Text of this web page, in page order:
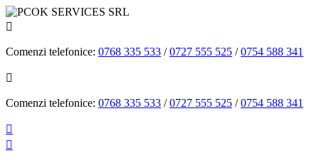

Comenzi telefonice: 0768 335 533 /0727 555 525 /0754 588 341

Comenzi telefonice: 0768 335 533 /0727 555 525 /0754 588 341

